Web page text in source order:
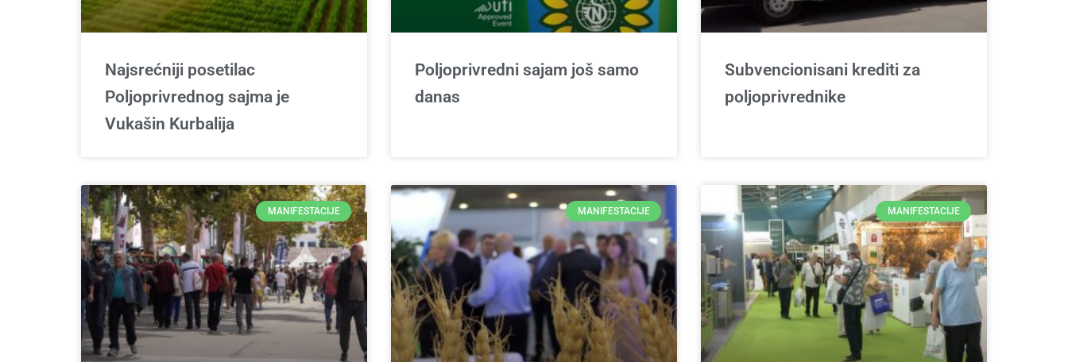
Najsrećniji posetilac
Poljoprivrednog sajma je
Vukašin Kurbalija
Poljoprivredni sajam još samo
danas
Subvencionisani krediti za
poljoprivrednike
MANIFESTACIJE MANIFESTACIJE MANIFESTACIJE